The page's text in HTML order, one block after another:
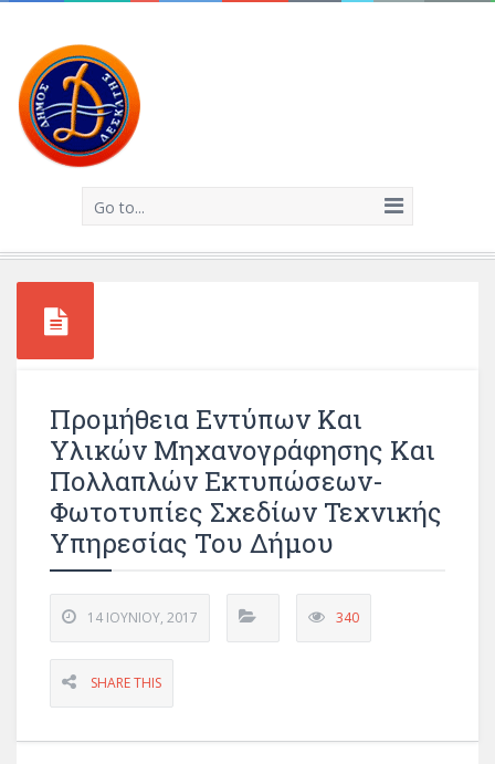
Go to...
Προμήθεια Εντύπων Και
Υλικών Μηχανογράφησης Και
Πολλαπλών Εκτυπώσεων-
Φωτοτυπίες Σχεδίων Τεχνικής
Υπηρεσίας Του Δήμου
14 ΙΟΥΝΊΟΥ, 2017 340
SHARE THIS